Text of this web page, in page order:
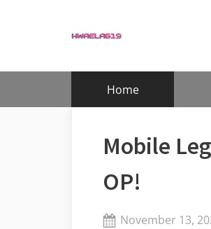
Home
Mobile
OP!
Posted
November 13,